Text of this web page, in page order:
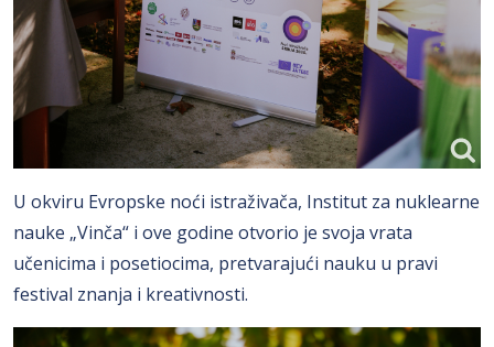
U okviru Evropske noći istraživača, Institut za nuklearne
nauke „Vinča“ i ove godine otvorio je svoja vrata
učenicima i posetiocima, pretvarajući nauku u pravi
festival znanja i kreativnosti.